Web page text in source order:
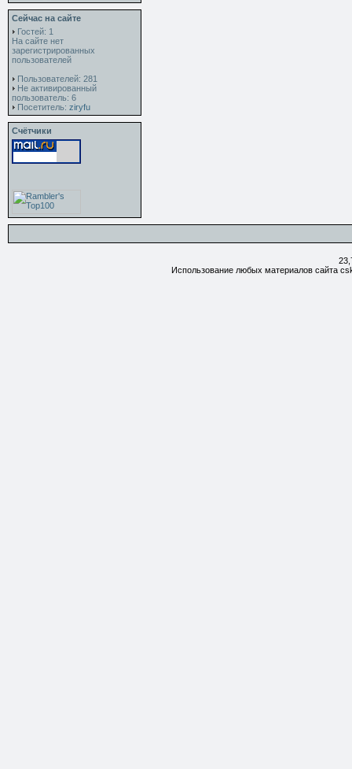
Сейчас на сайте
Гостей: 1
На сайте нет
зарегистрированных
пользователей
Пользователей: 281
Не активированный
пользователь: 6
Посетитель: ziryfu
Счётчики
Использование любых материалов сайта